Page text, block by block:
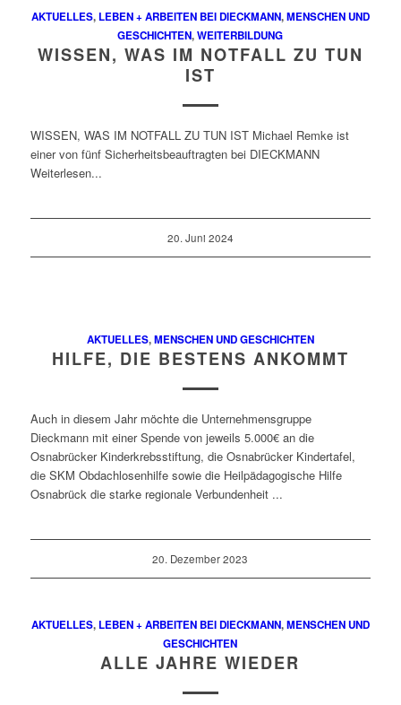
AKTUELLES, LEBEN + ARBEITEN BEI DIECKMANN,MENSCHEN UND
GESCHICHTEN,WEITERBILDUNG
WISSEN, WAS IM NOTFALL ZU TUN
IST
WISSEN, WAS IM NOTFALL ZU TUN IST Michael Remke ist
einer von fünf Sicherheitsbeauftragten bei DIECKMANN
Weiterlesen...
20. Juni 2024
AKTUELLES,MENSCHEN UND GESCHICHTEN
HILFE, DIE BESTENS ANKOMMT
Auch in diesem Jahr möchte die Unternehmensgruppe
Dieckmann mit einer Spende von jeweils 5.000€ an die
Osnabrücker Kinderkrebsstiftung, die Osnabrücker Kindertafel,
die SKM Obdachlosenhilfe sowie die Heilpädagogische Hilfe
Osnabrück die starke regionale Verbundenheit ...
20. Dezember 2023
AKTUELLES, LEBEN + ARBEITEN BEI DIECKMANN,MENSCHEN UND
GESCHICHTEN
ALLE JAHRE WIEDER